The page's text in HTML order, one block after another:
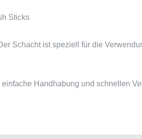
Sticks
Schacht ist speziell für die
Handhabung und schnellen